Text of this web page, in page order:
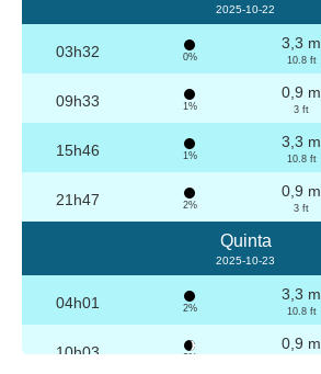
2025-10-22
03h32 0%
3,3 m
10.8 ft
09h33 1%
0,9 m
3 ft
15h46 1%
3,3 m
10.8 ft
21h47 2%
0,9 m
3 ft
Quinta
2025-10-23
04h01 2%
3,3 m
10.8 ft
10h03 3%
0,9 m